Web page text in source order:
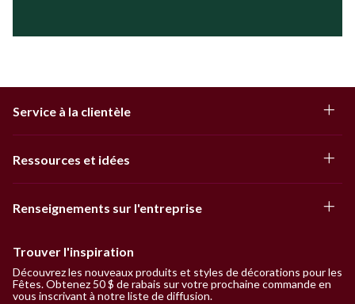
Service à la clientèle
Ressources et idées
Renseignements sur l'entreprise
Trouver l'inspiration
Découvrez les nouveaux produits et styles de décorations pour les
Fêtes. Obtenez 50 $ de rabais sur votre prochaine commande en
vous inscrivant à notre liste de diffusion.